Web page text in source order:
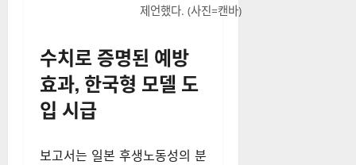
제언했다. (사진=캔바)
수치로 증명된 예방
효과, 한국형 모델 도
입 시급
보고서는 일본 후생노동성의 분